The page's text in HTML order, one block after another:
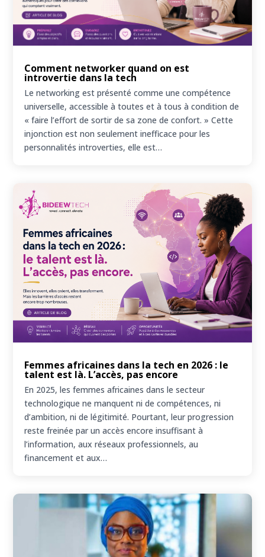
Comment networker quand on est
introvertie dans la tech
Le networking est présenté comme une compétence
universelle, accessible à toutes et à tous à condition de
« faire l’effort de sortir de sa zone de confort. » Cette
injonction est non seulement inefficace pour les
personnalités introverties, elle est…
Femmes africaines dans la tech en 2026 : le
talent est là. L’accès, pas encore
En 2025, les femmes africaines dans le secteur
technologique ne manquent ni de compétences, ni
d’ambition, ni de légitimité. Pourtant, leur progression
reste freinée par un accès encore insuffisant à
l’information, aux réseaux professionnels, au
financement et aux…